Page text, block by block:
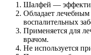
Шалфей —
Обладает
воспалительных
Применяется для
врачом.
Не используется